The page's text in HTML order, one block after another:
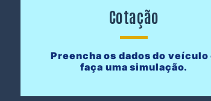
Cotação
Preencha os dados do veículo
faça uma simulação.